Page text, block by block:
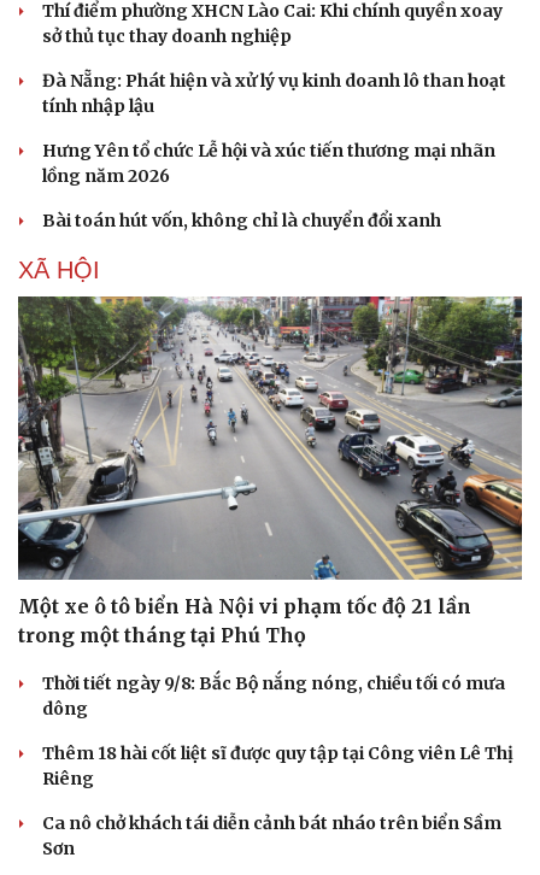
Du lịch
Tư vấn
Săn Tour
check-in
Podcast
Câu chuyện thời sự
Đọc truyện đêm khuya
Cửa sổ tình yêu
Kể chuyện cho bé
Hạt giống tâm hồn
Thí điểm phường XHCN Lào Cai: Khi chính quyền xoay
sở thủ tục thay doanh nghiệp
Đà Nẵng: Phát hiện và xử lý vụ kinh doanh lô than hoạt
tính nhập lậu
Hưng Yên tổ chức Lễ hội và xúc tiến thương mại nhãn
lồng năm 2026
Bài toán hút vốn, không chỉ là chuyển đổi xanh
XÃ HỘI
Một xe ô tô biển Hà Nội vi phạm tốc độ 21 lần
trong một tháng tại Phú Thọ
Thời tiết ngày 9/8: Bắc Bộ nắng nóng, chiều tối có mưa
dông
Thêm 18 hài cốt liệt sĩ được quy tập tại Công viên Lê Thị
Riêng
Ca nô chở khách tái diễn cảnh bát nháo trên biển Sầm
Sơn